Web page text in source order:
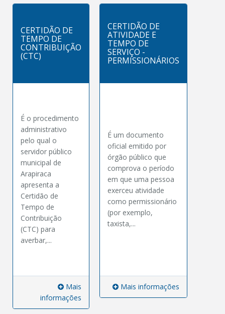
CERTIDÃO DE
TEMPO DE
CONTRIBUIÇÃO
(CTC)
É o procedimento
administrativo
pelo qual o
servidor público
municipal de
Arapiraca
apresenta a
Certidão de
Tempo de
Contribuição
(CTC) para
averbar,...
Mais
informações
CERTIDÃO DE
ATIVIDADE E
TEMPO DE
SERVIÇO -
PERMISSIONÁRIOS
É um documento
oficial emitido por
órgão público que
comprova o período
em que uma pessoa
exerceu atividade
como permissionário
(por exemplo,
taxista,...
Mais informações